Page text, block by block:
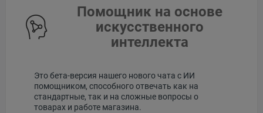
Помощник на основе
искусственного
интеллекта
Это бета-версия нашего нового чата с ИИ
помощником, способного отвечать как на
стандартные, так и на сложные вопросы о
товарах и работе магазина.